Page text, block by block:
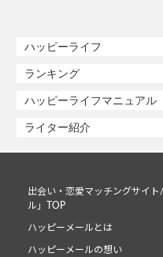
ハッピーライフ
ランキング
ハッピーライフマニュアル
ライター紹介
出会い・恋愛マッチングサイ
ル」TOP
ハッピーメールとは
ハッピーメールの想い